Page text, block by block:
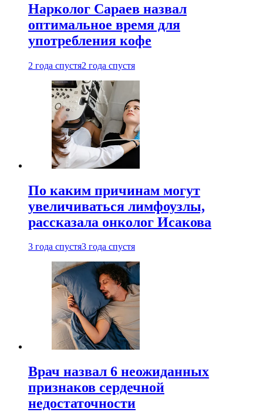
Нарколог Сараев назвал
оптимальное время для
употребления кофе
2 года спустя2 года спустя
По каким причинам могут
увеличиваться лимфоузлы,
рассказала онколог Исакова
3 года спустя3 года спустя
Врач назвал 6 неожиданных
признаков сердечной
недостаточности